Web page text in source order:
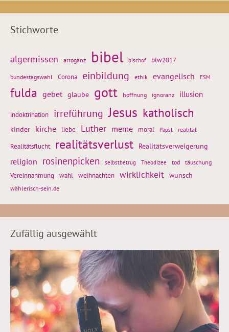
Stichworte
algermissen arroganz bibel bischof btw2017
bundestagswahl Corona einbildung ethik evangelisch FSM
fulda gebet glaube gott hoffnung ignoranz illusion
indoktrination irreführung Jesus katholisch
kinder kirche liebe Luther meme moral Papst realität
Realitätsflucht realitätsverlust Realitätsverweigerung
religion rosinenpicken selbstbetrug Theodizee tod täuschung
Vereinnahmung wahl weihnachten wirklichkeit wunsch
wählerisch-sein.de
Zufällig ausgewählt